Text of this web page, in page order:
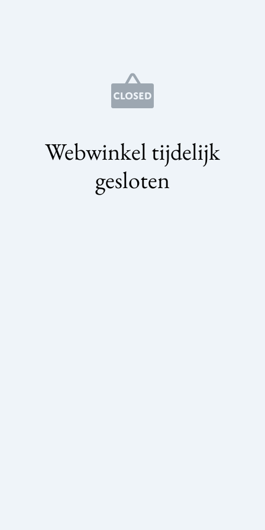
Webwinkel tijdelijk
gesloten